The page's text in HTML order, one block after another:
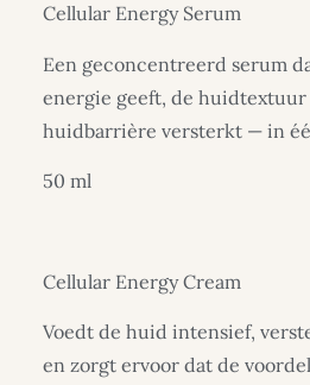
Cellular Energy Serum
Een geconcentreerd serum
energie geeft, de
huidbarrière versterkt — in
50 ml
Cellular Energy Cream
Voedt de huid intensief,
en zorgt ervoor dat de